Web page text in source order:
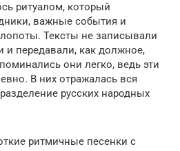
ритуалом, который
важные события и
Тексты не записывали
и передавали, как должное,
они легко, ведь эти
В них отражалась вся
русских народных
ритмичные песенки с